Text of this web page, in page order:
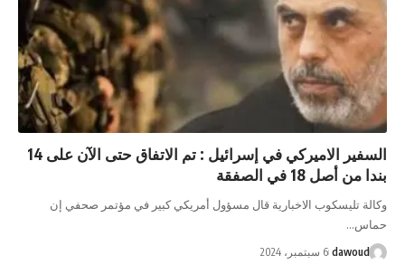
السفير الاميركي في إسرائيل : تم الاتفاق حتى الآن على 14
بندا من أصل 18 في الصفقة
وكالة تليسكوب الاخبارية قال مسؤول أمريكي كبير في مؤتمر صحفي إن
حماس…
dawoud 6 سبتمبر، 2024